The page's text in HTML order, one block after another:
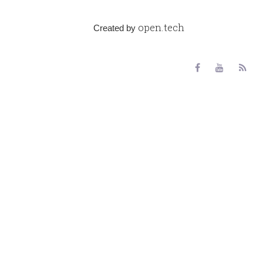
Created by open.tech